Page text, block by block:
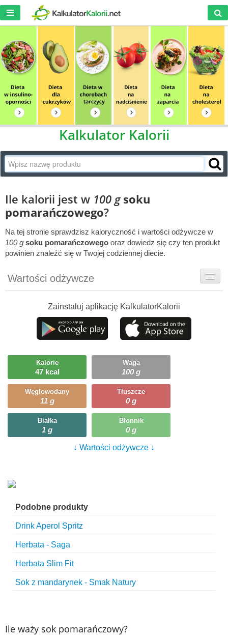
Kalkulator Kalorii
Ile kalorii jest w 100 g soku
pomarańczowego?
Na tej stronie sprawdzisz kaloryczność i wartości odżywcze w
100 g soku pomarańczowego oraz dowiedz się czy ten produkt
powinien znaleźć się w Twojej codziennej diecie.
Wartości odżywcze
Szczegółówe informacje
Ciekawostki
Ile możesz zjeść?
Przepisy
Zainstaluj aplikację KalkulatorKalorii
Kalorie
47 kcal
Waga
100 g
Węglowodany
11 g
Tłuszcze
0 g
Białka
1 g
Błonnik
0 g
↓ Wartości odżywcze ↓
Podobne produkty
Drink Aperol Spritz
Herbata - Saga
Herbata Slim Fit
Sok z mandarynek - Smak Natury
Ile waży sok pomarańczowy?